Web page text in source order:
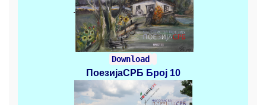
.
Download
ПоезијаСРБ Број 10